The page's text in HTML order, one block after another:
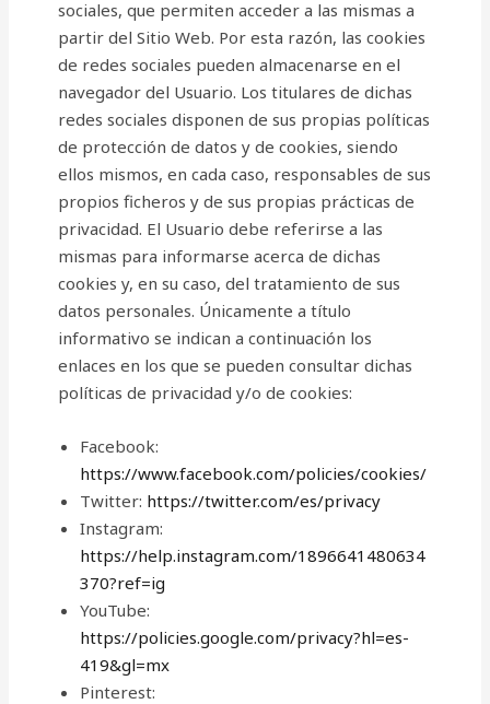
sociales, que permiten acceder a las mismas a
partir del Sitio Web. Por esta razón, las cookies
de redes sociales pueden almacenarse en el
navegador del Usuario. Los titulares de dichas
redes sociales disponen de sus propias políticas
de protección de datos y de cookies, siendo
ellos mismos, en cada caso, responsables de sus
propios ficheros y de sus propias prácticas de
privacidad. El Usuario debe referirse a las
mismas para informarse acerca de dichas
cookies y, en su caso, del tratamiento de sus
datos personales. Únicamente a título
informativo se indican a continuación los
enlaces en los que se pueden consultar dichas
políticas de privacidad y/o de cookies:
Facebook:
https://www.facebook.com/policies/cookies/
Twitter: https://twitter.com/es/privacy
Instagram:
https://help.instagram.com/1896641480634
370?ref=ig
YouTube:
https://policies.google.com/privacy?hl=es-
419&gl=mx
Pinterest: